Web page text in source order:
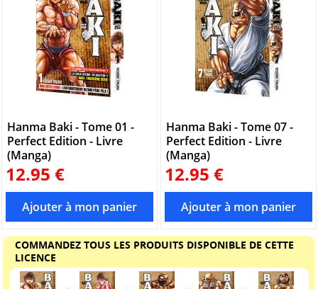
Hanma Baki - Tome 01 -
Perfect Edition - Livre
(Manga)
12.95 €
Hanma Baki - Tome 07 -
Perfect Edition - Livre
(Manga)
12.95 €
COMMANDEZ TOUS LES PRODUITS DISPONIBLE DE CETTE
LICENCE